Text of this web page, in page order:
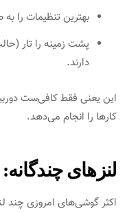
بهترین تنظیمات را
پشت‌ زمینه را تار
دارند.
این یعنی فقط کافی‌ست
کارها را انجام می‌دهد.
لنزهای
اکثر گوشی‌های امروزی چند